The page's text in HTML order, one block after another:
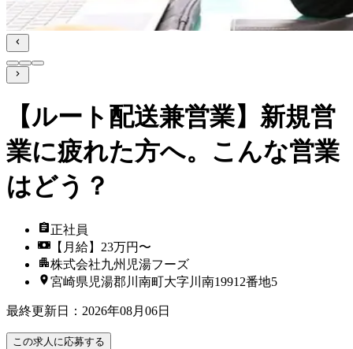
【ルート配送兼営業】新規営
業に疲れた方へ。こんな営業
はどう？
正社員
【月給】23万円〜
株式会社九州児湯フーズ
宮崎県児湯郡川南町大字川南19912番地5
最終更新日 ： 2026年08月06日
この求人に応募する